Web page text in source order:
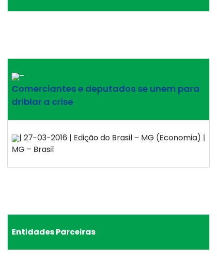
–
Comerciantes e deputados se unem para
driblar a crise
| 27-03-2016 | Edição do Brasil – MG (Economia) |
MG – Brasil
Entidades Parceiras